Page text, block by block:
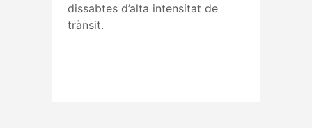
dissabtes d’alta intensitat de
trànsit.